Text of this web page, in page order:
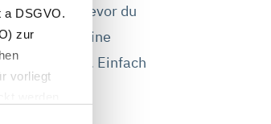
a DSGVO.
zur
vorliegt
Fehler, bevor du
keine
den Kassen. Einfach